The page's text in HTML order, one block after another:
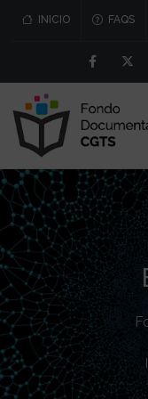
INICIO FAQS